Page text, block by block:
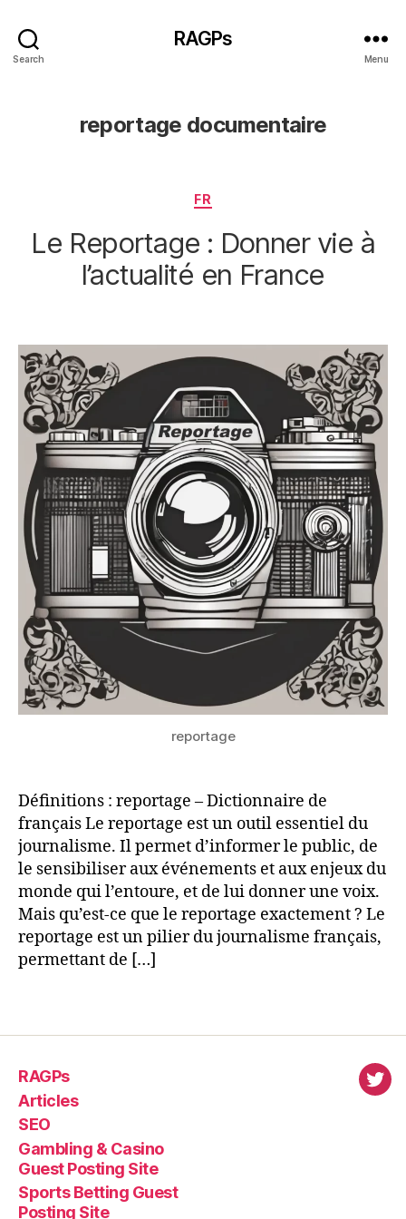
Search
RAGPs
Menu
reportage documentaire
Categories
FR
Le Reportage : Donner vie à
l’actualité en France
reportage
Définitions : reportage – Dictionnaire de
français Le reportage est un outil essentiel du
journalisme. Il permet d’informer le public, de
le sensibiliser aux événements et aux enjeux du
monde qui l’entoure, et de lui donner une voix.
Mais qu’est-ce que le reportage exactement ? Le
reportage est un pilier du journalisme français,
permettant de […]
RAGPs
Articles
SEO
Gambling & Casino
Guest Posting Site
Sports Betting Guest
Posting Site